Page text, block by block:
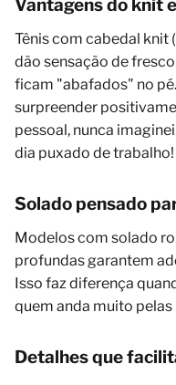
Vantagens do knit
Tênis com cabedal knit
dão sensação de
ficam "abafados" no
surpreender
pessoal, nunca
dia puxado de trabalho!
Solado pensado
Modelos com solado
profundas garantem
Isso faz diferença
quem anda muito pelas
Detalhes que